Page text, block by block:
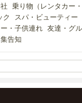
乗り物（レンタカー
ク スパ・ビューティー
・子供連れ 友達・グ
告知